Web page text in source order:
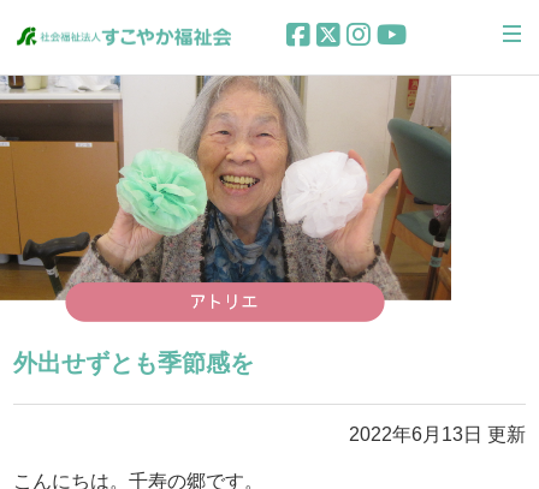
外出せずとも季節感を
2022年6月13日 更新
こんにちは。千寿の郷です。